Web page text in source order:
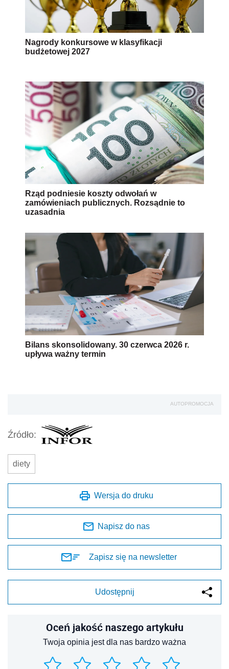
Nagrody konkursowe w klasyfikacji
budżetowej 2027
Rząd podniesie koszty odwołań w
zamówieniach publicznych. Rozsądnie to
uzasadnia
Bilans skonsolidowany. 30 czerwca 2026 r.
upływa ważny termin
AUTOPROMOCJA
Źródło:
diety
Wersja do druku
Napisz do nas
Zapisz się na newsletter
Udostępnij
Oceń jakość naszego artykułu
Twoja opinia jest dla nas bardzo ważna